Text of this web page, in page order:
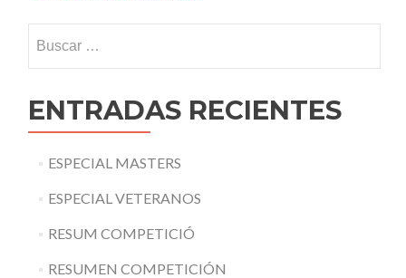
de
entradas
ENTRADAS RECIENTES
ESPECIAL MASTERS
ESPECIAL VETERANOS
RESUM COMPETICIÓ
RESUMEN COMPETICIÓN